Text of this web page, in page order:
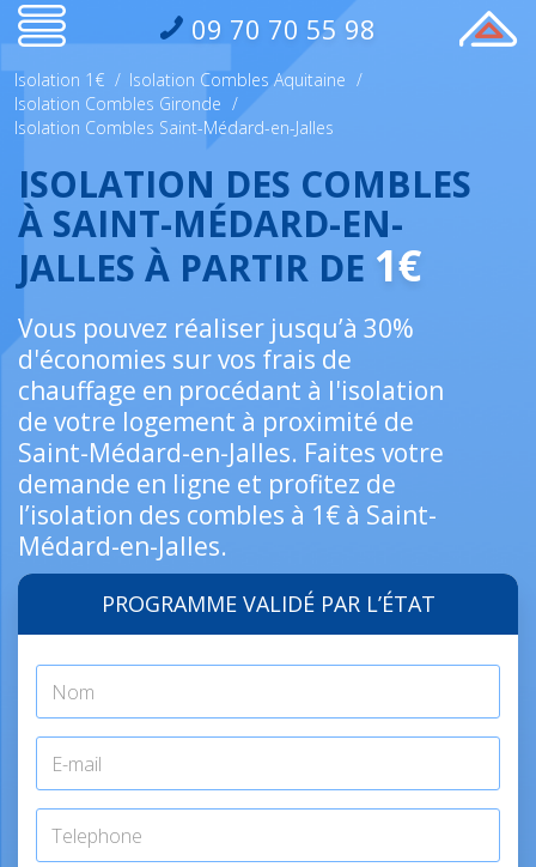
09 70 70 55 98
Isolation 1€ / Isolation Combles Aquitaine /
Isolation Combles Gironde /
Isolation Combles Saint-Médard-en-Jalles
ISOLATION DES COMBLES
À SAINT-MÉDARD-EN-
JALLES À PARTIR DE 1€
Vous pouvez réaliser jusqu’à 30%
d'économies sur vos frais de
chauffage en procédant à l'isolation
de votre logement à proximité de
Saint-Médard-en-Jalles. Faites votre
demande en ligne et profitez de
l’isolation des combles à 1€ à Saint-
Médard-en-Jalles.
PROGRAMME VALIDÉ PAR L’ÉTAT